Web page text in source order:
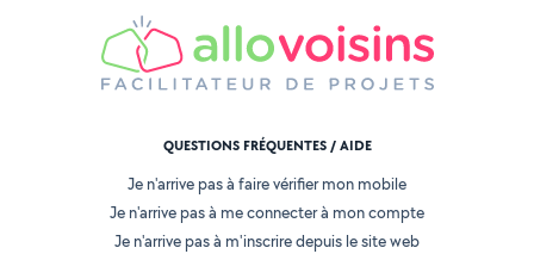
QUESTIONS FRÉQUENTES / AIDE
Je n'arrive pas à faire vérifier mon mobile
Je n'arrive pas à me connecter à mon compte
Je n'arrive pas à m'inscrire depuis le site web